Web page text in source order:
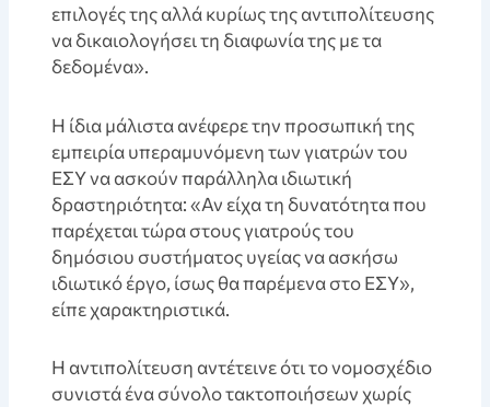
επιλογές της αλλά κυρίως της αντιπολίτευσης
να δικαιολογήσει τη διαφωνία της με τα
δεδομένα».
Η ίδια μάλιστα ανέφερε την προσωπική της
εμπειρία υπεραμυνόμενη των γιατρών του
ΕΣΥ να ασκούν παράλληλα ιδιωτική
δραστηριότητα: «Αν είχα τη δυνατότητα που
παρέχεται τώρα στους γιατρούς του
δημόσιου συστήματος υγείας να ασκήσω
ιδιωτικό έργο, ίσως θα παρέμενα στο ΕΣΥ»,
είπε χαρακτηριστικά.
Η αντιπολίτευση αντέτεινε ότι το νομοσχέδιο
συνιστά ένα σύνολο τακτοποιήσεων χωρίς